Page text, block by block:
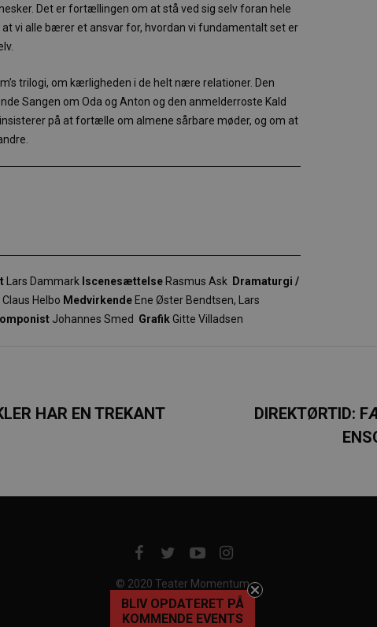
Det er fortællingen om at stå ved sig selv foran hele
vi alle bærer et ansvar for, hvordan vi fundamentalt set er
trilogi, om kærligheden i de helt nære relationer. Den
Sangen om Oda og Anton og den anmelderroste Kald
på at fortælle om almene sårbare møder, og om at
Lars Dammark IscenesættelseRasmus Ask Dramaturgi /
Claus Helbo MedvirkendeEne Øster Bendtsen, Lars
Johannes Smed GrafikGitte Villadsen
HAR EN TREKANT
DIREKTØRTID:
© 2020 Teater Momentum
BLIV OPDATERET PÅ
KOMMENDE EVENTS